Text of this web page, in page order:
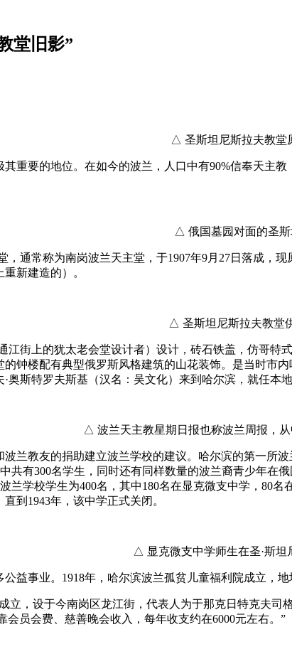
堂旧影”
△ 圣斯坦尼斯拉夫教堂
重要的地位。在如今的波兰，人口中有90%信奉天主
△ 俄国墓园对面的圣
，通常称为南岗波兰天主堂，于1907年9月27日落成
新建造的）。
△ 圣斯坦尼斯拉夫教堂
江街上的犹太老会堂设计者）设计，砖石铁盖，仿哥
钟楼配有典型俄罗斯风格建筑的山花装饰。是当时市
奥斯特罗夫斯基（汉名：吴文化）来到哈尔滨，就任本
△ 波兰天主教星期日报也称波兰周报，
兰教友的捐助建立波兰学校的建议。哈尔滨的第一
共有300名学生，同时还有同样数量的波兰裔青少年
兰学校学生为400名，其中180名在显克微支中学，80
到1943年，该中学正式关闭。
△ 显克微支中学师生在圣·斯坦
益事业。1918年，哈尔滨波兰孤贫儿童福利院成立，
立，设于今南岗区龙江街，代表人为于那克日特克夫
会员会费、慈善晚会收入，每年收支约在6000元左右。”